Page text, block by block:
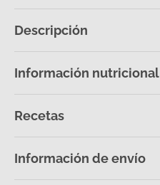
Descripción
Información nutricional
Recetas
Información de envío